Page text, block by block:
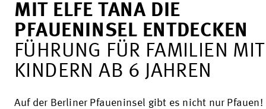
MIT ELFE TANA DIE
PFAUENINSEL ENTDECKEN
FÜHRUNG FÜR FAMILIEN MIT
KINDERN AB 6 JAHREN
Auf der Berliner Pfaueninsel gibt es nicht nur Pfauen!